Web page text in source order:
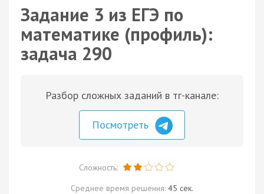
Задание 3 из ЕГЭ по
математике (профиль):
задача 290
Разбор сложных заданий в тг-канале:
Посмотреть
Сложность:
Среднее время решения: 45 сек.